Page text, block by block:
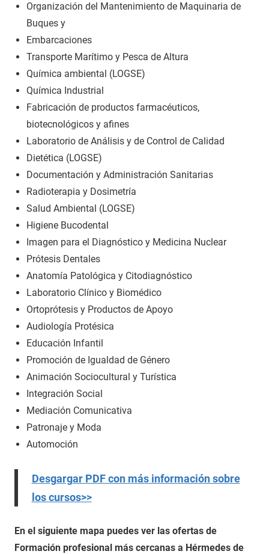
Organización del Mantenimiento de Maquinaria de
Buques y
Embarcaciones
Transporte Marítimo y Pesca de Altura
Química ambiental (LOGSE)
Química Industrial
Fabricación de productos farmacéuticos,
biotecnológicos y afines
Laboratorio de Análisis y de Control de Calidad
Dietética (LOGSE)
Documentación y Administración Sanitarias
Radioterapia y Dosimetría
Salud Ambiental (LOGSE)
Higiene Bucodental
Imagen para el Diagnóstico y Medicina Nuclear
Prótesis Dentales
Anatomía Patológica y Citodiagnóstico
Laboratorio Clínico y Biomédico
Ortoprótesis y Productos de Apoyo
Audiología Protésica
Educación Infantil
Promoción de Igualdad de Género
Animación Sociocultural y Turística
Integración Social
Mediación Comunicativa
Patronaje y Moda
Automoción
Desgargar PDF con más información sobre
los cursos>>
En el siguiente mapa puedes ver las ofertas de
Formación profesional más cercanas a Hérmedes de